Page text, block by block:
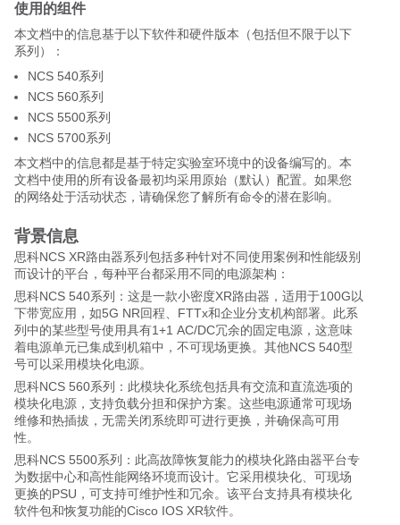
使用的组件
本文档中的信息基于以下软件和硬件版本（包括但不限于以下
系列）：
NCS 540系列
NCS 560系列
NCS 5500系列
NCS 5700系列
本文档中的信息都是基于特定实验室环境中的设备编写的。本
文档中使用的所有设备最初均采用原始（默认）配置。如果您
的网络处于活动状态，请确保您了解所有命令的潜在影响。
背景信息
思科NCS XR路由器系列包括多种针对不同使用案例和性能级别
而设计的平台，每种平台都采用不同的电源架构：
思科NCS 540系列：这是一款小密度XR路由器，适用于100G以
下带宽应用，如5G NR回程、FTTx和企业分支机构部署。此系
列中的某些型号使用具有1+1 AC/DC冗余的固定电源，这意味
着电源单元已集成到机箱中，不可现场更换。其他NCS 540型
号可以采用模块化电源。
思科NCS 560系列：此模块化系统包括具有交流和直流选项的
模块化电源，支持负载分担和保护方案。这些电源通常可现场
维修和热插拔，无需关闭系统即可进行更换，并确保高可用
性。
思科NCS 5500系列：此高故障恢复能力的模块化路由器平台专
为数据中心和高性能网络环境而设计。它采用模块化、可现场
更换的PSU，可支持可维护性和冗余。该平台支持具有模块化
软件包和恢复功能的Cisco IOS XR软件。